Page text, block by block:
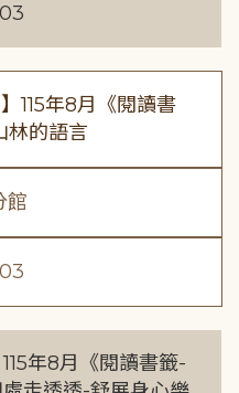
115年8月《閱讀書
林的語言
館
年8月《閱讀書籤-